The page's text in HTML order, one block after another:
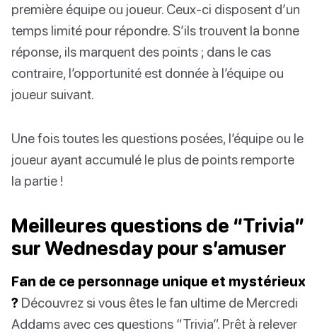
première équipe ou joueur. Ceux-ci disposent d’un
temps limité pour répondre. S’ils trouvent la bonne
réponse, ils marquent des points ; dans le cas
contraire, l’opportunité est donnée à l’équipe ou
joueur suivant.
Une fois toutes les questions posées, l’équipe ou le
joueur ayant accumulé le plus de points remporte
la partie !
Meilleures questions de “Trivia”
sur Wednesday pour s’amuser
Fan de ce personnage unique et mystérieux
? Découvrez si vous êtes le fan ultime de Mercredi
Addams avec ces questions “Trivia”. Prêt à relever